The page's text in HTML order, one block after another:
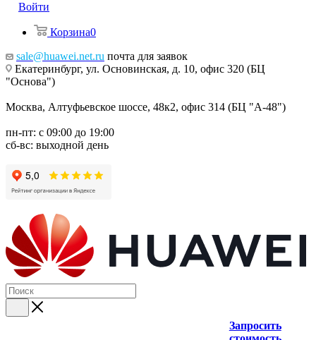
Войти
Корзина0
sale@huawei.net.ru почта для заявок
Екатеринбург, ул. Основинская, д. 10, офис 320 (БЦ
"Основа")
Москва, Алтуфьевское шоссе, 48к2, офис 314 (БЦ "А-48")
пн-пт: с 09:00 до 19:00
сб-вс: выходной день
Запросить